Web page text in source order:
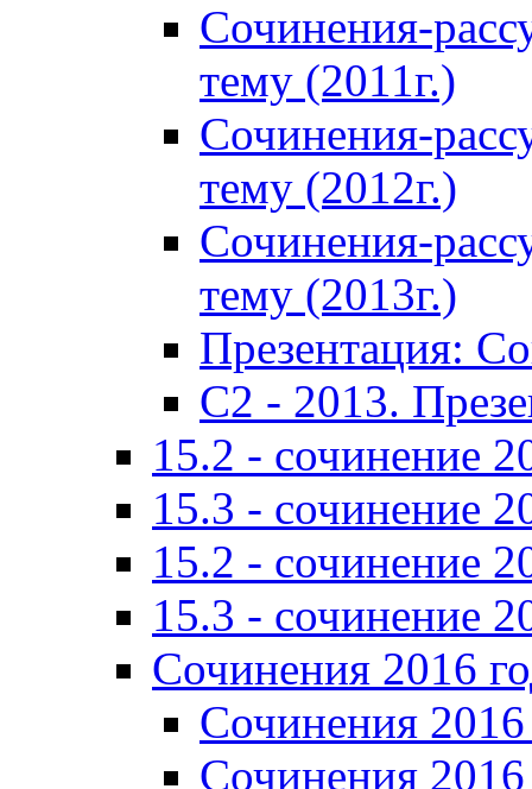
Сочинения-
тему (2011г.)
Сочинения-
тему (2012г.)
Сочинения-
тему (2013г.)
Презентация:
C2 - 2013.
15.2 - сочинение
15.3 - сочинение
15.2 - сочинение
15.3 - сочинение
Сочинения 2016
Сочинения
Сочинения